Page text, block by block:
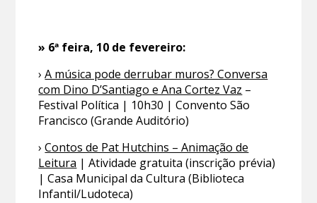
» 6ª feira, 10 de fevereiro:
›A música pode derrubar muros? Conversa
com Dino D’Santiago e Ana Cortez Vaz –
Festival Política | 10h30 | Convento São
Francisco (Grande Auditório)
›Contos de Pat Hutchins – Animação de
Leitura | Atividade gratuita (inscrição prévia)
| Casa Municipal da Cultura (Biblioteca
Infantil/Ludoteca)